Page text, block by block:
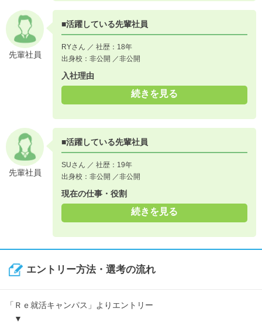
先輩社員
■活躍している先輩社員
RYさん ／ 社歴：18年
出身校：非公開 ／非公開
入社理由
続きを見る
先輩社員
■活躍している先輩社員
SUさん ／ 社歴：19年
出身校：非公開 ／非公開
現在の仕事・役割
続きを見る
エントリー方法・選考の流れ
「Ｒｅ就活キャンパス」よりエントリー
▼